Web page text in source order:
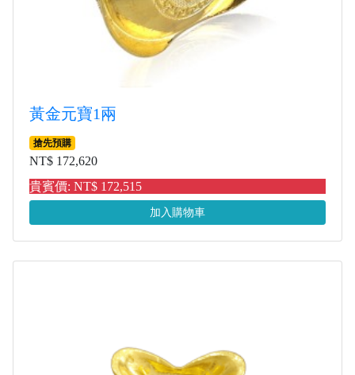
黃金元寶1兩
搶先預購
NT$ 172,620
貴賓價: NT$ 172,515
加入購物車